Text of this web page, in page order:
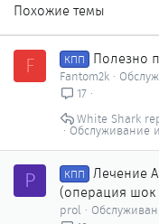
Похожие темы
F КПП Полезно
Fantom2k
17
Обслуживание
White Shark
P КПП
Лечение
(операция шок
prol